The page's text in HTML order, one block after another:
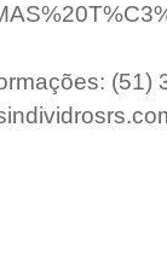
(51)